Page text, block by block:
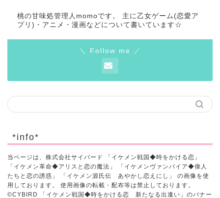
桃の甘味処管理人momoです。 主に乙女ゲーム(恋愛ア
プリ)・アニメ・漫画などについて書いています☆
＼ Follow me ／
*info*
当ページは、株式会社サイバード 「イケメン戦国◆時をかける恋」
「イケメン革命◆アリスと恋の魔法」 「イケメンヴァンパイア◆偉人
たちと恋の誘惑」 「イケメン源氏伝 あやかし恋えにし」 の画像を使
用しております。 使用画像の転載・配布等は禁止しております。
©CYBIRD 「イケメン戦国◆時をかける恋 新たなる出逢い」のバナー